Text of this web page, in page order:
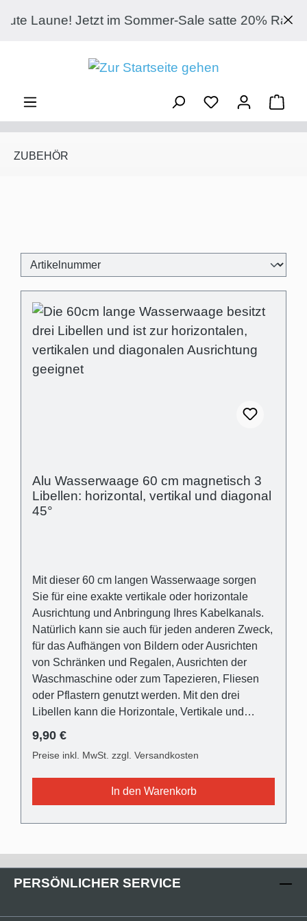
Zum Hauptinhalt springen
Laune! Jetzt im Sommer-Sale satte 20%
ZUBEHÖR
Alu Wasserwaage 60 cm magnetisch 3
Libellen: horizontal, vertikal und diagonal
45°
Mit dieser 60 cm langen Wasserwaage sorgen
Sie für eine exakte vertikale oder horizontale
Ausrichtung und Anbringung Ihres Kabelkanals.
Natürlich kann sie auch für jeden anderen Zweck,
für das Aufhängen von Bildern oder Ausrichten
von Schränken und Regalen, Ausrichten der
Waschmaschine oder zum Tapezieren, Fliesen
oder Pflastern genutzt werden. Mit den drei
Libellen kann die Horizontale, Vertikale und
max.: 1mm/mtr.). Mit dem integrierten Magnetband
kann die Wasserwaage an jeder metallischen
Oberfläche anhaften. Die Libellen sind grün und
UV-resistent. Die Wasserwaage ist aus Aluminium
4,9 x 2,1 cm (L x H x B). Gewicht: 280gr.
Regulärer Preis:
9,90 €
Preise inkl. MwSt. zzgl. Versandkosten
In den Warenkorb
PERSÖNLICHER SERVICE